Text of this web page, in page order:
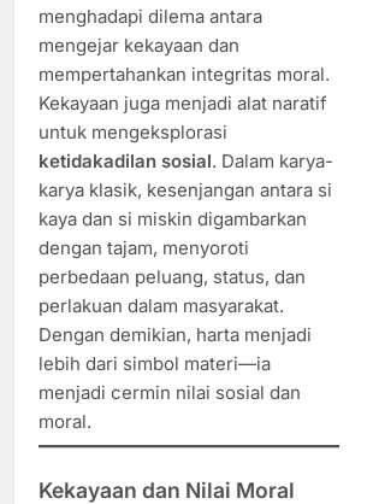
menghadapi dilema antara
mengejar kekayaan dan
mempertahankan integritas moral.
Kekayaan juga menjadi alat naratif
untuk mengeksplorasi
ketidakadilan sosial. Dalam karya-
karya klasik, kesenjangan antara si
kaya dan si miskin digambarkan
dengan tajam, menyoroti
perbedaan peluang, status, dan
perlakuan dalam masyarakat.
Dengan demikian, harta menjadi
lebih dari simbol materi—ia
menjadi cermin nilai sosial dan
moral.
Kekayaan dan Nilai Moral